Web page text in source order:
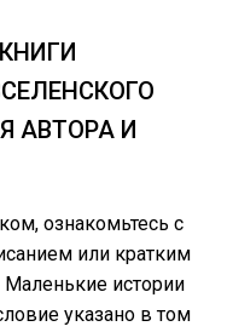
АВТОРА И
ознакомьтесь с
или кратким
истории
указано в том